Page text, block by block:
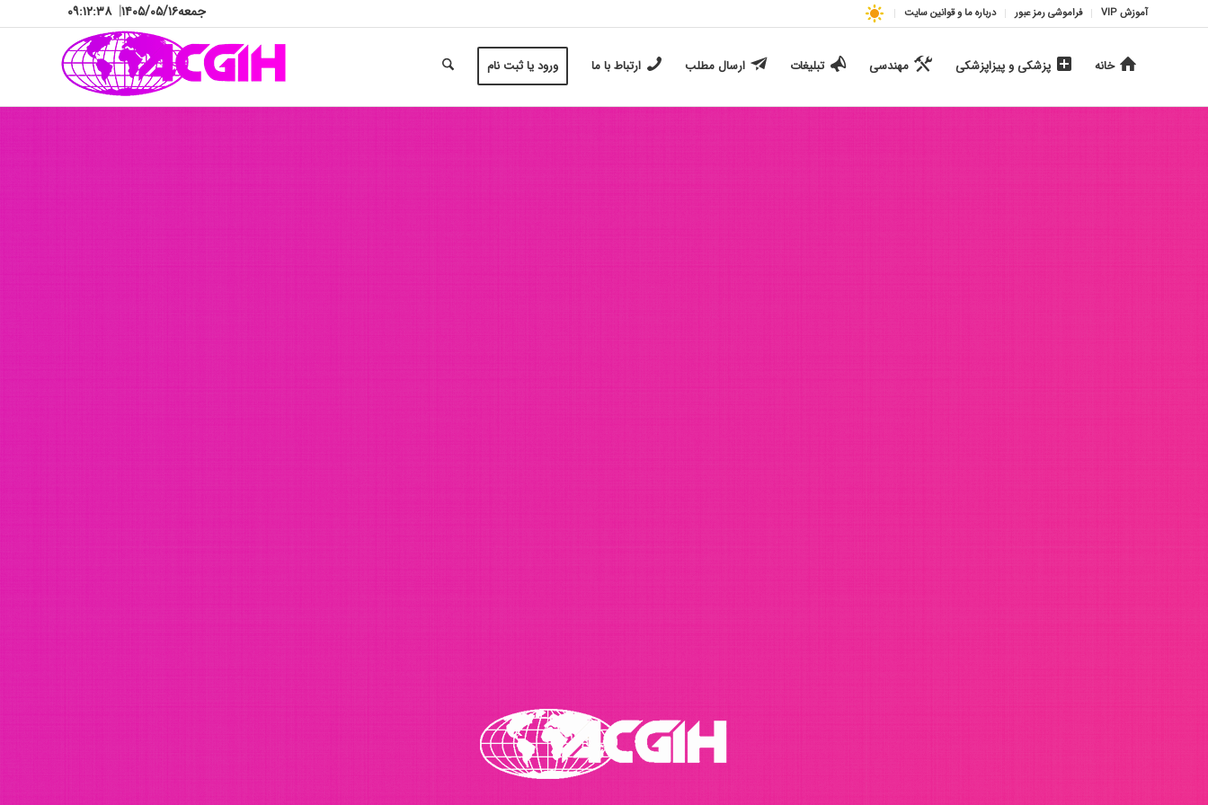
آموزش VIP فراموشی رمز عبور درباره ما و قوانین سایت جمعه۱۴۰۵/۰۵/۱۶| ۰۹:۱۲:۴۲
خانه پزشکی و پیزاپزشکی مهندسی تبلیغات ارسال مطلب ارتباط با ما ورود یا ثبت نام